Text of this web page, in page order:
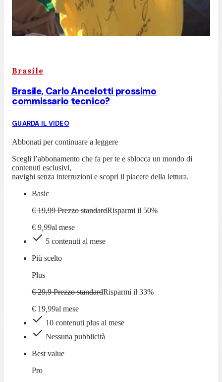
Brasile
Brasile, Carlo Ancelotti prossimo
commissario tecnico?
GUARDA IL VIDEO
Abbonati per continuare a leggere
Scegli l’abbonamento che fa per te e sblocca un mondo di
contenuti esclusivi,
navighi senza interruzioni e scopri il piacere della lettura.
Basic
€ 19,99 Prezzo standardRisparmi il 50%
€ 9 99al mese
5 contenuti al mese
Più scelto
Plus
€ 29,9 Prezzo standardRisparmi il 33%
€ 19 99al mese
10 contenuti plus al mese
Nessuna pubblicità
Best value
Pro